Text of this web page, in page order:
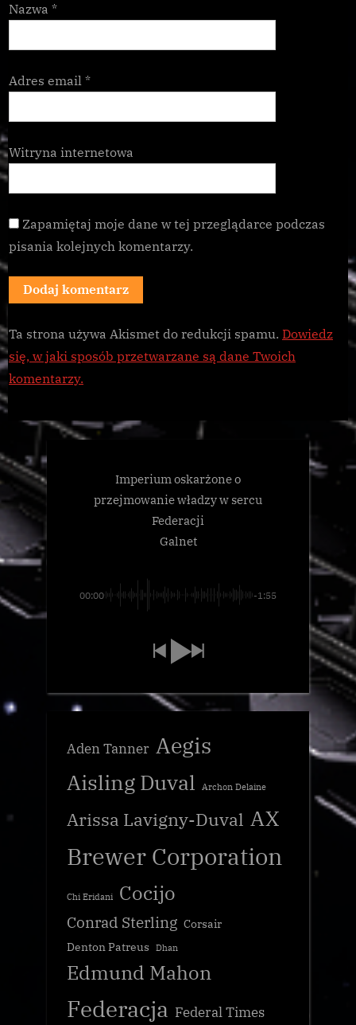
Nazwa *
Adres email *
Witryna internetowa
Zapamiętaj moje dane w tej przeglądarce podczas
pisania kolejnych komentarzy.
Ta strona używa Akismet do redukcji spamu. Dowiedz
się, w jaki sposób przetwarzane są dane Twoich
komentarzy.
Imperium oskarżone o
przejmowanie władzy w sercu
Federacji
Galnet
00:00 -1:55
Aden Tanner Aegis
Aisling Duval Archon Delaine
Arissa Lavigny-Duval AX
Brewer Corporation
Chi Eridani Cocijo
Conrad Sterling Corsair
Denton Patreus
Dhan
Edmund Mahon
Federacja Federal Times